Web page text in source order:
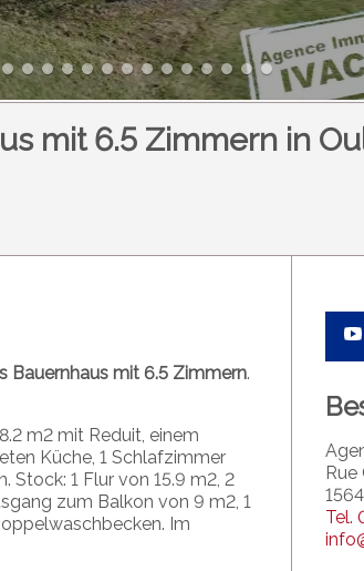
mit 6.5 Zimmern in
Bauernhaus mit 6.5 Zimmern.
m2 mit Reduit, einem
Küche, 1 Schlafzimmer
1 Flur von 15.9 m2, 2
zum Balkon von 9 m2, 1
Im
Rue
Tel.